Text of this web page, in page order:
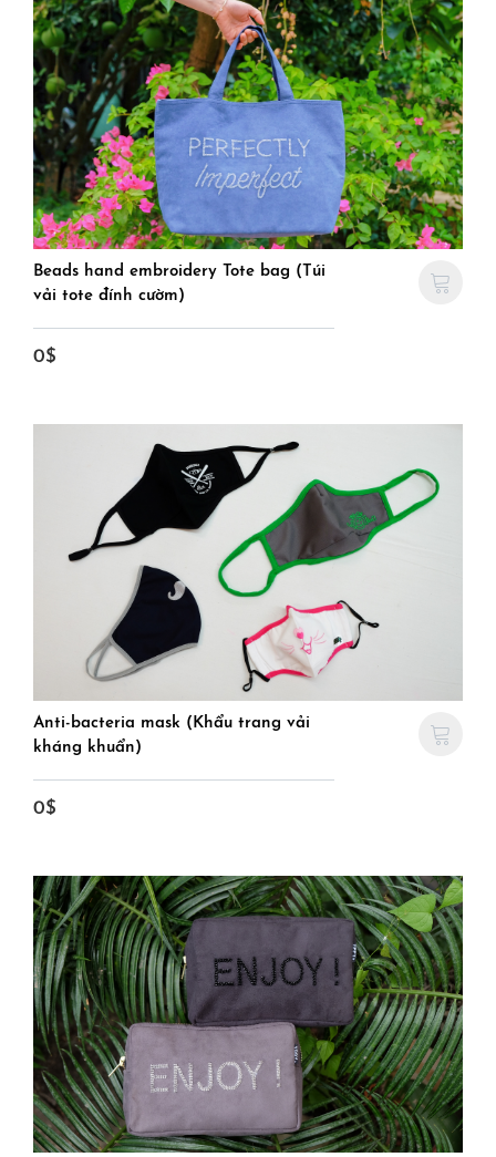
Beads hand embroidery Tote bag (Túi
vải tote đính cườm)
0$
Anti-bacteria mask (Khẩu trang vải
kháng khuẩn)
0$